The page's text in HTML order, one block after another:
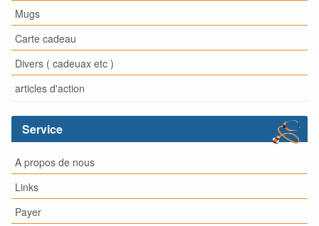
Mugs
Carte cadeau
Divers ( cadeuax etc )
articles d'action
Service
A propos de nous
Links
Payer